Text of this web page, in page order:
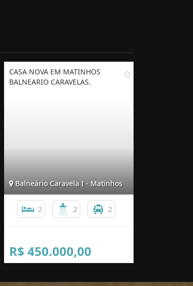
CASA NOVA EM MATINHOS
BALNEARIO CARAVELAS.
Balneário Caravela I - Matinhos
2 2 2
R$ 450.000,00